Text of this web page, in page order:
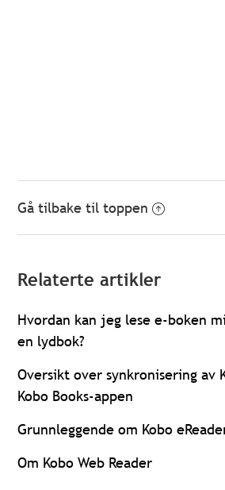
Gå tilbake til toppen
Relaterte artikler
Hvordan kan jeg lese e-boken
en lydbok?
Oversikt over synkronisering av
Kobo Books-appen
Grunnleggende om Kobo
Om Kobo Web Reader